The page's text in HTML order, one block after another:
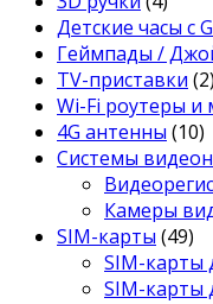
Детские часы с
Геймпады /
TV-приставки (2)
Wi-Fi роутеры
4G антенны (10)
Системы
Камеры
SIM-карты (49)
SIM-карты
SIM-карты